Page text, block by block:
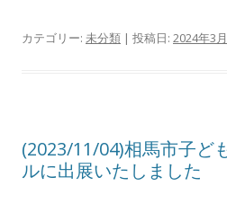
カテゴリー: 未分類 | 投稿日: 2024年3
(2023/11/04)相馬市子ど
ルに出展いたしました